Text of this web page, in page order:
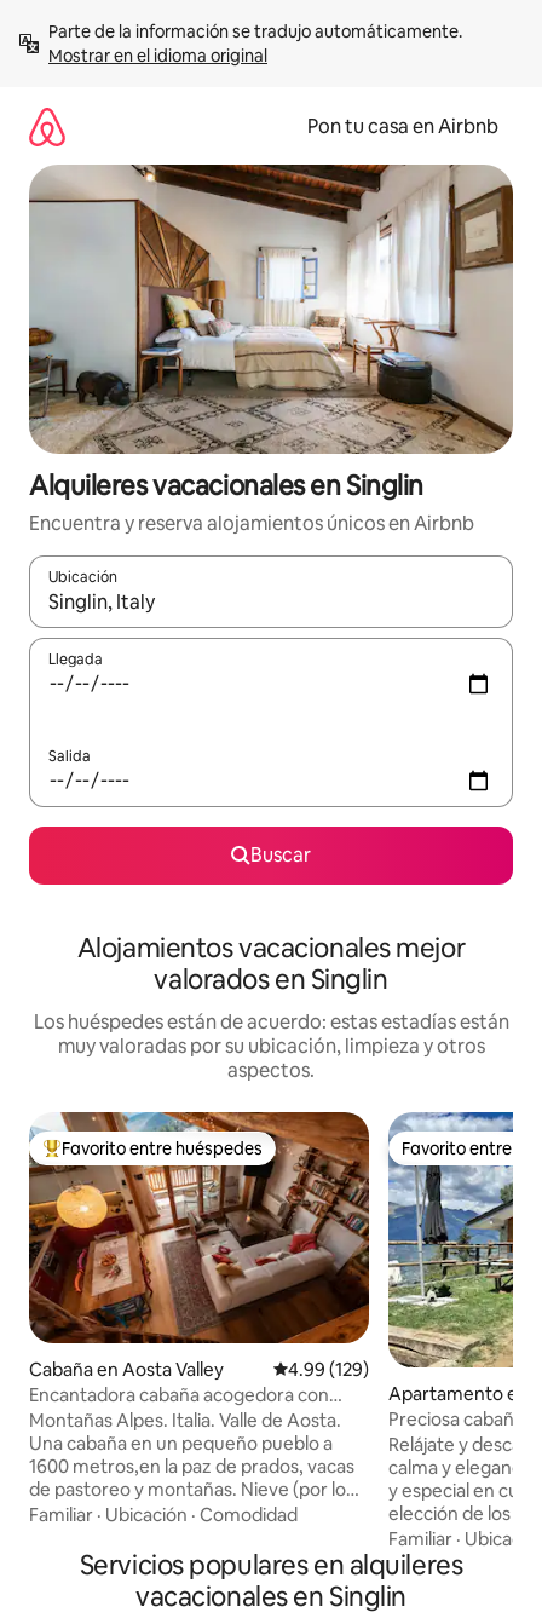
contenidoMostrar en el idioma original
Pon tu casa en Airbnb
Alquileres vacacionales en Singlin
Encuentra y reserva alojamientos únicos en Airbnb
Ubicación
Cuando los resultados estén disponibles, navega con las
Llegada
Salida
Buscar
Alojamientos vacacionales mejor
valorados en Singlin
Los huéspedes están de acuerdo: estas estadías están
muy valoradas por su ubicación, limpieza y otros
aspectos.
Favorito entre huéspedes preferido
Favorito entre huéspedes
Cabaña en Aosta Valley Calificación promedio: 4.99 de
4.99 (129)
Encantadora cabaña acogedora con
vistas increíbles
Montañas Alpes. Italia. Valle de Aosta.
Una cabaña en un pequeño pueblo a
1600 metros,en la paz de prados, vacas
de pastoreo y montañas. Nieve (por lo
general) durante el invierno. Un lugar del
preservando las antiguas vigas del
techo. Una vista maravillosa desde los
grandes ventanales y una tranquilidad
Familiar · Ubicación · Comodidad
Favorito entre
Favorito entre
Apartamento en
d
Preciosa cabaña
impresionantes y
Relájate y
calma y
y especial en
elección de los
Hermoso
chalet inmerso en
Aosta Una sala
el más mínimo
Familiar ·
Servicios populares en alquileres
vacacionales en Singlin